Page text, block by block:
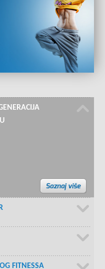
FITNESSA